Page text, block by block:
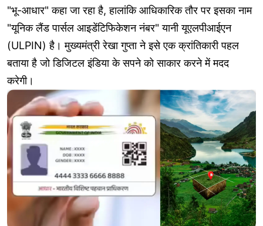
"भू-आधार" कहा जा रहा है, हालांकि आधिकारिक तौर पर इसका नाम
"यूनिक लैंड पार्सल आइडेंटिफिकेशन नंबर" यानी यूएलपीआईएन
(ULPIN) है। मुख्यमंत्री रेखा गुप्ता ने इसे एक क्रांतिकारी पहल
बताया है जो डिजिटल इंडिया के सपने को साकार करने में मदद
करेगी।